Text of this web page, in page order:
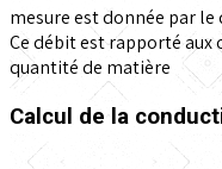
mesure est donnée par
Ce débit est rapporté aux
quantité de matière
Calcul de la